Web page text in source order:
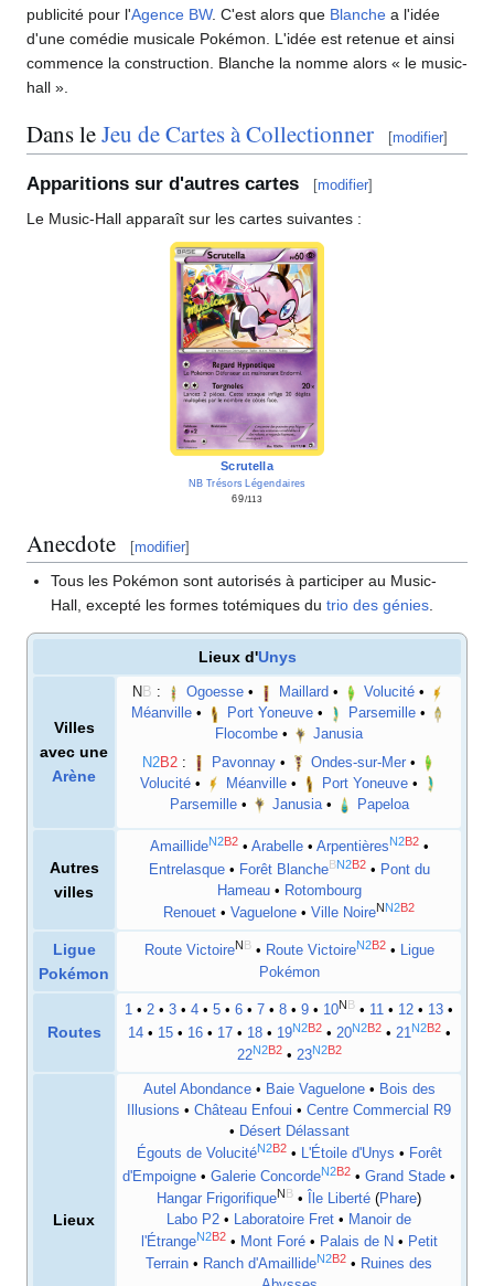
publicité pour l'Agence BW. C'est alors que Blanche a l'idée
d'une comédie musicale Pokémon. L'idée est retenue et ainsi
commence la construction. Blanche la nomme alors « le music-
hall ».
Dans leJeu de Cartes à Collectionner [modifier]
Apparitions sur d'autres cartes [modifier]
Le Music-Hall apparaît sur les cartes suivantes :
Scrutella
NB Trésors Légendaires
69/113
Anecdote [modifier]
Tous les Pokémon sont autorisés à participer au Music-
Hall, excepté les formes totémiques dutrio des génies.
Lieux d'Unys
Villes
avec une
Arène
N B : Ogoesse • Maillard • Volucité •
Méanville • Port Yoneuve • Parsemille •
Flocombe •
Janusia
N2B2 : Pavonnay• Ondes-sur-Mer•
Volucité• Méanville• Port Yoneuve•
Parsemille• Janusia• Papeloa
Autres
villes
AmaillideN2B2• Arabelle• ArpentièresN2B2•
Entrelasque• Forêt BlancheBN2B2• Pont du
Hameau• Rotombourg
Renouet • Vaguelone • Ville NoireNN2B2
Ligue
Pokémon
Route VictoireN B• Route VictoireN2B2• Ligue
Pokémon
Routes
1 • 2 • 3 • 4 • 5 • 6 • 7 • 8 • 9 • 10N B • 11 • 12 • 13 •
14• 15• 16• 17• 18• 19N2B2• 20N2B2• 21 N2B2•
22N2B2• 23N2B2
Lieux
Autel Abondance• Baie Vaguelone• Bois des
Illusions • Château Enfoui • Centre Commercial R9
• Désert Délassant
Égouts de VolucitéN2B2• L'Étoile d'Unys • Forêt
d'Empoigne • Galerie ConcordeN2B2 • Grand Stade •
Hangar FrigorifiqueNB • Île Liberté (Phare)
Labo P2 • Laboratoire Fret • Manoir de
l'ÉtrangeN2B2• Mont Foré• Palais de N • Petit
Terrain • Ranch d'AmaillideN2B2 • Ruines des